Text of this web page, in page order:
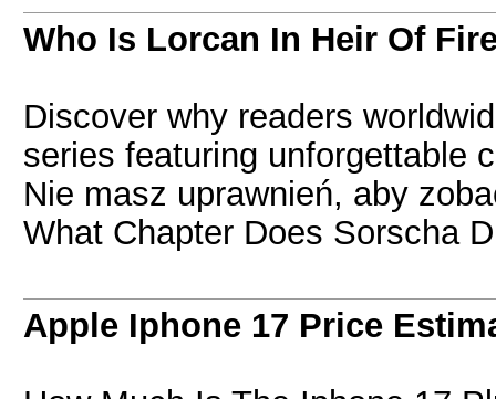
Who Is Lorcan In Heir Of
Discover why readers
series featuring unforgettable
Nie masz uprawnień, aby
What Chapter Does Sorscha
Apple Iphone 17 Price